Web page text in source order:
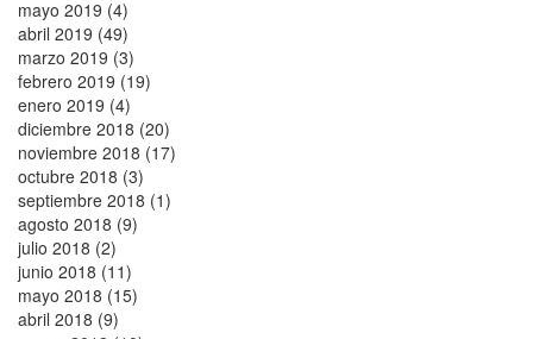
mayo 2019 (4)
abril 2019 (49)
marzo 2019 (3)
febrero 2019 (19)
enero 2019 (4)
diciembre 2018 (20)
noviembre 2018 (17)
octubre 2018 (3)
septiembre 2018 (1)
agosto 2018 (9)
julio 2018 (2)
junio 2018 (11)
mayo 2018 (15)
abril 2018 (9)